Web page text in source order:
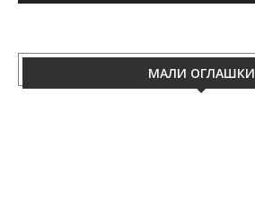
МАЛИ ОГЛАШКИ